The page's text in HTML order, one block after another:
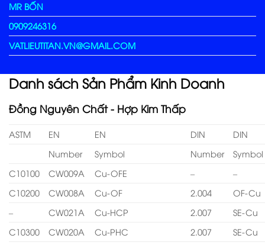
MR BỐN
0909246316
VATLIEUTITAN.VN@GMAIL.COM
Danh sách Sản Phẩm Kinh Doanh
Đồng Nguyên Chất - Hợp Kim Thấp
ASTM EN EN DIN
DIN
Number
Symbol Number
Symbol
C10100
CW009A Cu-OFE –
–
C10200
CW008A Cu-OF 2.004
OF-Cu
–
CW021A Cu-HCP 2.007
SE-Cu
C10300
CW020A Cu-PHC 2.007
SE-Cu